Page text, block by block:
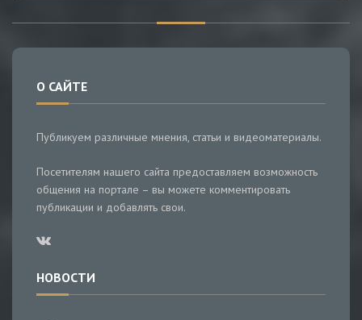
О САЙТЕ
Публикуем различные мнения, статьи и видеоматериалы.
Посетителям нашего сайта предоставляем возможность
общения на портале – вы можете комментировать
публикации и добавлять свои.
НОВОСТИ